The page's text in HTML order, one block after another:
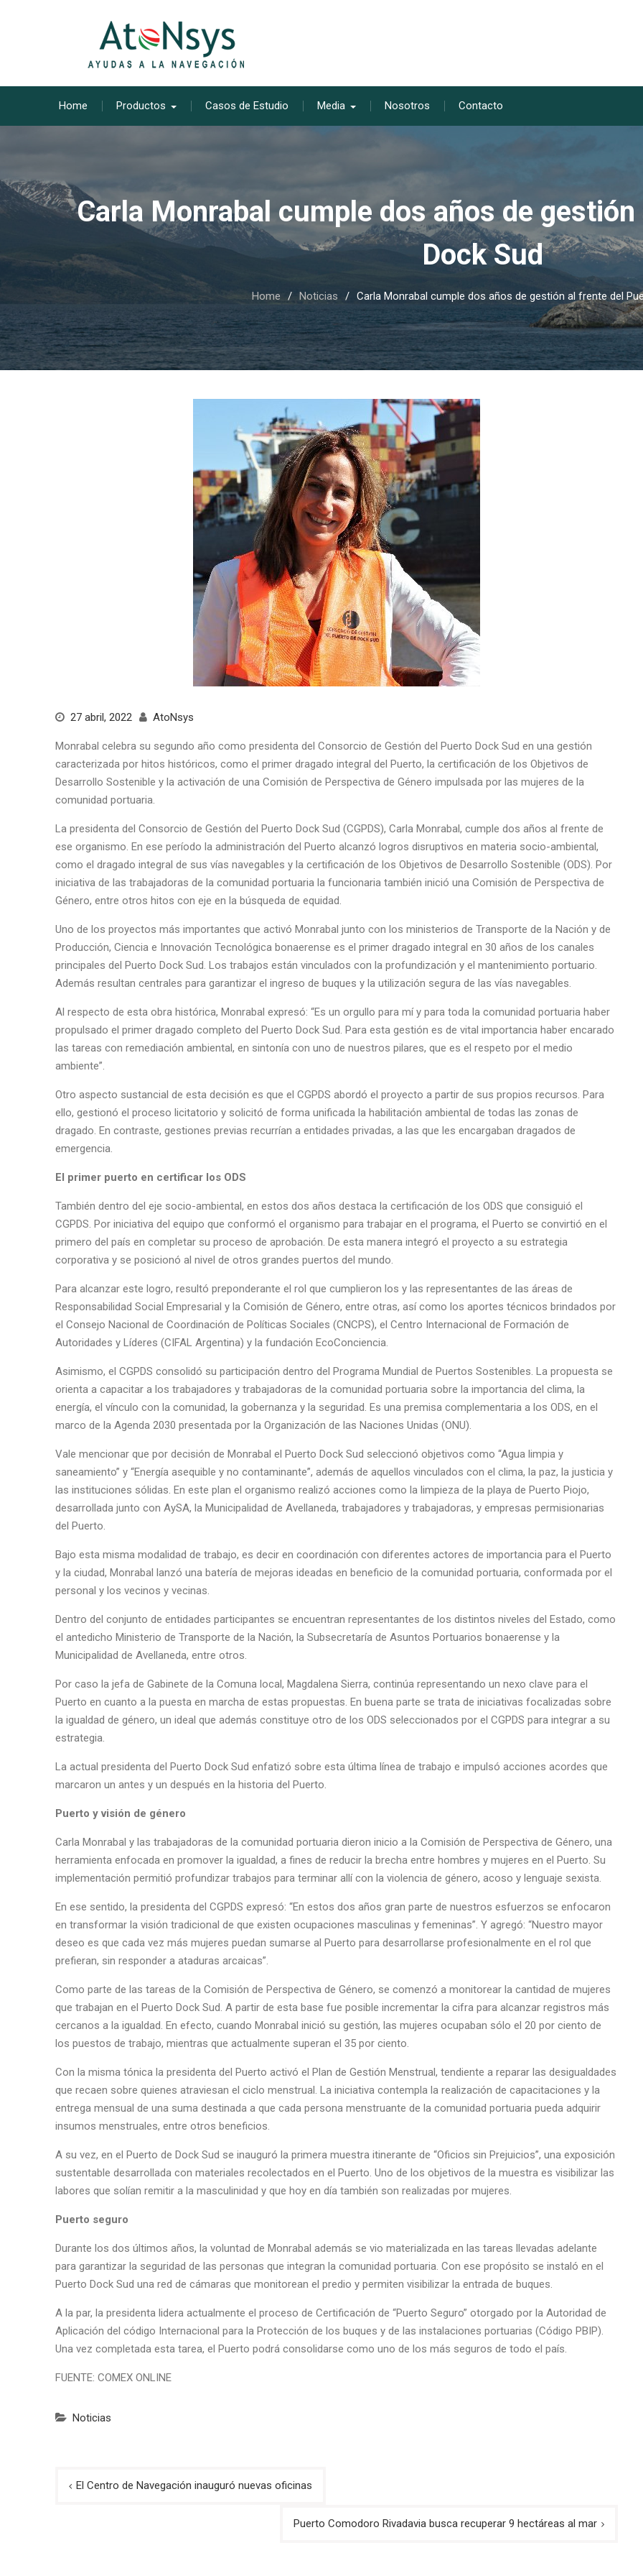
Home Productos Casos de Estudio Media Nosotros Contacto
Carla Monrabal cumple dos años de
Dock Sud
Home Noticias Carla Monrabal cumple dos años de gestión al frente del
27 abril, 2022 AtoNsys
Monrabal celebra su segundo año como presidenta del Consorcio de Gestión del Puerto Dock Sud en una gestión
caracterizada por hitos históricos, como el primer dragado integral del Puerto, la certificación de los Objetivos de
Desarrollo Sostenible y la activación de una Comisión de Perspectiva de Género impulsada por las mujeres de la
comunidad portuaria.
La presidenta del Consorcio de Gestión del Puerto Dock Sud (CGPDS), Carla Monrabal, cumple dos años al frente de
ese organismo. En ese período la administración del Puerto alcanzó logros disruptivos en materia socio-ambiental,
como el dragado integral de sus vías navegables y la certificación de los Objetivos de Desarrollo Sostenible (ODS). Por
iniciativa de las trabajadoras de la comunidad portuaria la funcionaria también inició una Comisión de Perspectiva de
Género, entre otros hitos con eje en la búsqueda de equidad.
Uno de los proyectos más importantes que activó Monrabal junto con los ministerios de Transporte de la Nación y de
Producción, Ciencia e Innovación Tecnológica bonaerense es el primer dragado integral en 30 años de los canales
principales del Puerto Dock Sud. Los trabajos están vinculados con la profundización y el mantenimiento portuario.
Además resultan centrales para garantizar el ingreso de buques y la utilización segura de las vías navegables.
Al respecto de esta obra histórica, Monrabal expresó: “Es un orgullo para mí y para toda la comunidad portuaria haber
propulsado el primer dragado completo del Puerto Dock Sud. Para esta gestión es de vital importancia haber encarado
las tareas con remediación ambiental, en sintonía con uno de nuestros pilares, que es el respeto por el medio
ambiente”.
Otro aspecto sustancial de esta decisión es que el CGPDS abordó el proyecto a partir de sus propios recursos. Para
ello, gestionó el proceso licitatorio y solicitó de forma unificada la habilitación ambiental de todas las zonas de
dragado. En contraste, gestiones previas recurrían a entidades privadas, a las que les encargaban dragados de
emergencia.
El primer puerto en certificar los ODS
También dentro del eje socio-ambiental, en estos dos años destaca la certificación de los ODS que consiguió el
CGPDS. Por iniciativa del equipo que conformó el organismo para trabajar en el programa, el Puerto se convirtió en el
primero del país en completar su proceso de aprobación. De esta manera integró el proyecto a su estrategia
corporativa y se posicionó al nivel de otros grandes puertos del mundo.
Para alcanzar este logro, resultó preponderante el rol que cumplieron los y las representantes de las áreas de
Responsabilidad Social Empresarial y la Comisión de Género, entre otras, así como los aportes técnicos brindados por
el Consejo Nacional de Coordinación de Políticas Sociales (CNCPS), el Centro Internacional de Formación de
Autoridades y Líderes (CIFAL Argentina) y la fundación EcoConciencia.
Asimismo, el CGPDS consolidó su participación dentro del Programa Mundial de Puertos Sostenibles. La propuesta se
orienta a capacitar a los trabajadores y trabajadoras de la comunidad portuaria sobre la importancia del clima, la
energía, el vínculo con la comunidad, la gobernanza y la seguridad. Es una premisa complementaria a los ODS, en el
marco de la Agenda 2030 presentada por la Organización de las Naciones Unidas (ONU).
Vale mencionar que por decisión de Monrabal el Puerto Dock Sud seleccionó objetivos como “Agua limpia y
saneamiento” y “Energía asequible y no contaminante”, además de aquellos vinculados con el clima, la paz, la justicia y
las instituciones sólidas. En este plan el organismo realizó acciones como la limpieza de la playa de Puerto Piojo,
desarrollada junto con AySA, la Municipalidad de Avellaneda, trabajadores y trabajadoras, y empresas permisionarias
del Puerto.
Bajo esta misma modalidad de trabajo, es decir en coordinación con diferentes actores de importancia para el Puerto
y la ciudad, Monrabal lanzó una batería de mejoras ideadas en beneficio de la comunidad portuaria, conformada por el
personal y los vecinos y vecinas.
Dentro del conjunto de entidades participantes se encuentran representantes de los distintos niveles del Estado, como
el antedicho Ministerio de Transporte de la Nación, la Subsecretaría de Asuntos Portuarios bonaerense y la
Municipalidad de Avellaneda, entre otros.
Por caso la jefa de Gabinete de la Comuna local, Magdalena Sierra, continúa representando un nexo clave para el
Puerto en cuanto a la puesta en marcha de estas propuestas. En buena parte se trata de iniciativas focalizadas sobre
la igualdad de género, un ideal que además constituye otro de los ODS seleccionados por el CGPDS para integrar a su
estrategia.
La actual presidenta del Puerto Dock Sud enfatizó sobre esta última línea de trabajo e impulsó acciones acordes que
marcaron un antes y un después en la historia del Puerto.
Puerto y visión de género
Carla Monrabal y las trabajadoras de la comunidad portuaria dieron inicio a la Comisión de Perspectiva de Género, una
herramienta enfocada en promover la igualdad, a fines de reducir la brecha entre hombres y mujeres en el Puerto. Su
implementación permitió profundizar trabajos para terminar allí con la violencia de género, acoso y lenguaje sexista.
En ese sentido, la presidenta del CGPDS expresó: “En estos dos años gran parte de nuestros esfuerzos se enfocaron
en transformar la visión tradicional de que existen ocupaciones masculinas y femeninas”. Y agregó: “Nuestro mayor
deseo es que cada vez más mujeres puedan sumarse al Puerto para desarrollarse profesionalmente en el rol que
prefieran, sin responder a ataduras arcaicas”.
Como parte de las tareas de la Comisión de Perspectiva de Género, se comenzó a monitorear la cantidad de mujeres
que trabajan en el Puerto Dock Sud. A partir de esta base fue posible incrementar la cifra para alcanzar registros más
cercanos a la igualdad. En efecto, cuando Monrabal inició su gestión, las mujeres ocupaban sólo el 20 por ciento de
los puestos de trabajo, mientras que actualmente superan el 35 por ciento.
Con la misma tónica la presidenta del Puerto activó el Plan de Gestión Menstrual, tendiente a reparar las desigualdades
que recaen sobre quienes atraviesan el ciclo menstrual. La iniciativa contempla la realización de capacitaciones y la
entrega mensual de una suma destinada a que cada persona menstruante de la comunidad portuaria pueda adquirir
insumos menstruales, entre otros beneficios.
A su vez, en el Puerto de Dock Sud se inauguró la primera muestra itinerante de “Oficios sin Prejuicios”, una exposición
sustentable desarrollada con materiales recolectados en el Puerto. Uno de los objetivos de la muestra es visibilizar las
labores que solían remitir a la masculinidad y que hoy en día también son realizadas por mujeres.
Puerto seguro
Durante los dos últimos años, la voluntad de Monrabal además se vio materializada en las tareas llevadas adelante
para garantizar la seguridad de las personas que integran la comunidad portuaria. Con ese propósito se instaló en el
Puerto Dock Sud una red de cámaras que monitorean el predio y permiten visibilizar la entrada de buques.
A la par, la presidenta lidera actualmente el proceso de Certificación de “Puerto Seguro” otorgado por la Autoridad de
Aplicación del código Internacional para la Protección de los buques y de las instalaciones portuarias (Código PBIP).
Una vez completada esta tarea, el Puerto podrá consolidarse como uno de los más seguros de todo el país.
FUENTE: COMEX ONLINE
Noticias
Navegación
El Centro de Navegación inauguró nuevas oficinas
Puerto Comodoro Rivadavia busca recuperar 9 hectáreas al mar